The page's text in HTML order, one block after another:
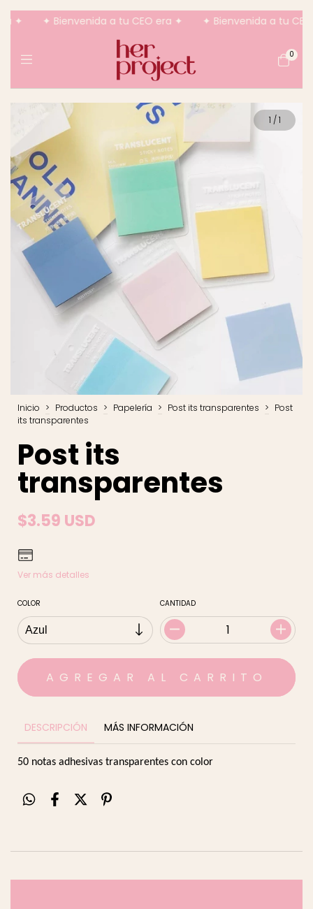
✦ ✦ Bienvenida a tu CEO era ✦ ✦ Bienvenida a tu CEO
0
1 /1
Inicio > Productos > Papelería > Post its transparentes > Post
its transparentes
Post its
transparentes
$3.59 USD
Ver más detalles
COLOR CANTIDAD
DESCRIPCIÓN MÁS INFORMACIÓN
50 notas adhesivas transparentes con color